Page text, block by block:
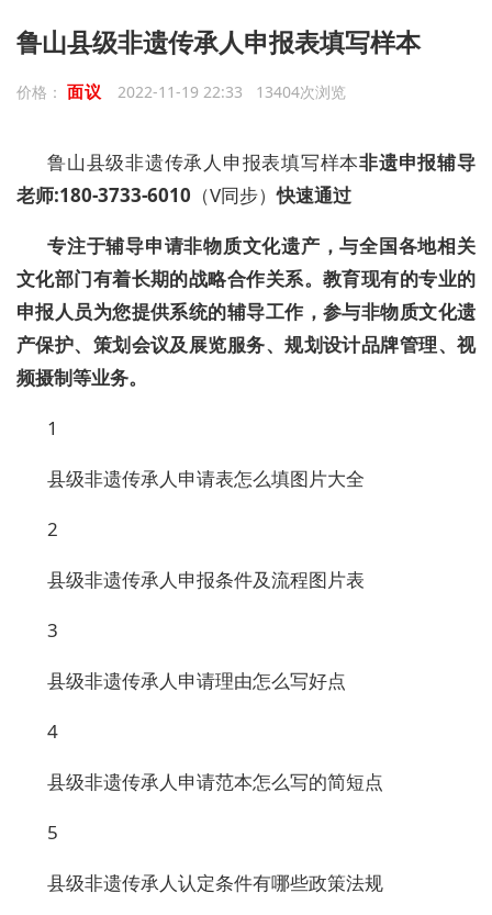
鲁山县级非遗传承人申报表填写样本
价格： 面议 2022-11-19 22:33 13404次浏览
鲁山县级非遗传承人申报表填写样本非遗申报辅导
老师:180-3733-6010 （V同步）快速通过
专注于辅导申请非物质文化遗产，与全国各地相关
文化部门有着长期的战略合作关系。教育现有的专业的
申报人员为您提供系统的辅导工作，参与非物质文化遗
产保护、策划会议及展览服务、规划设计品牌管理、视
频摄制等业务。
1
县级非遗传承人申请表怎么填图片大全
2
县级非遗传承人申报条件及流程图片表
3
县级非遗传承人申请理由怎么写好点
4
县级非遗传承人申请范本怎么写的简短点
5
县级非遗传承人认定条件有哪些政策法规